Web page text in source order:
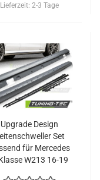
Lieferzeit: 2-3 Tage
Upgrade Design
Set
für Mercedes
W213 16-19